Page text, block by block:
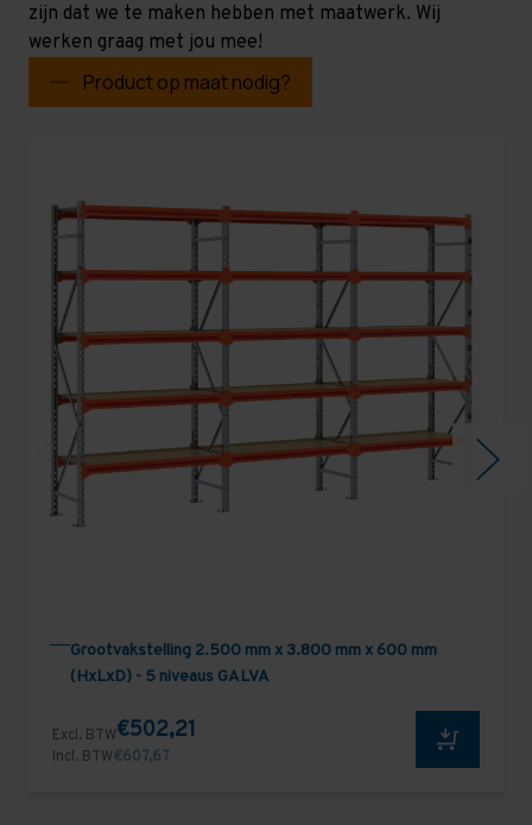
zijn dat we te maken hebben met maatwerk. Wij
werken graag met jou mee!
Product op maat nodig?
Grootvakstelling 2.500 mm x 3.800 mm x 600 mm
(HxLxD) - 5 niveaus GALVA
Excl. BTW€502,21
Incl. BTW€607,67